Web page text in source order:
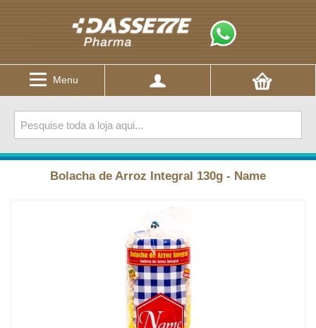
Menu
Bolacha de Arroz Integral 130g - Name